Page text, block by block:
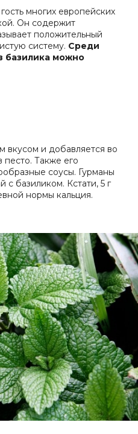
многих европейских
Он содержит
положительный
систему. Среди
базилика можно
вкусом и добавляется во
Также его
соусы. Гурманы
с базиликом. Кстати, 5 г
нормы кальция.